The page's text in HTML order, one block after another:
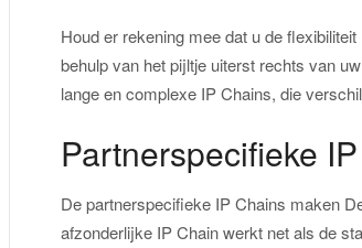
Houd er rekening mee dat u de
behulp van het pijltje uiterst rechts van
lange en complexe IP Chains, die
Partnerspecifieke
De partnerspecifieke IP Chains maken
afzonderlijke IP Chain werkt net als de